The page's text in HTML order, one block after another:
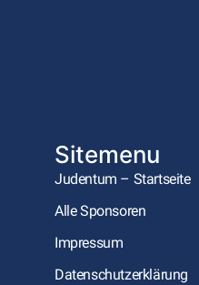
Sitemenu
Judentum – Startseite
Alle Sponsoren
Impressum
Datenschutzerklärung